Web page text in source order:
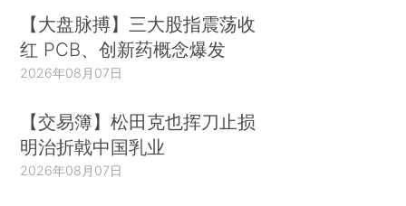
【大盘脉搏】三大股指震荡收
红 PCB、创新药概念爆发
2026年08月07日
【交易簿】松田克也挥刀止损
明治折戟中国乳业
2026年08月07日